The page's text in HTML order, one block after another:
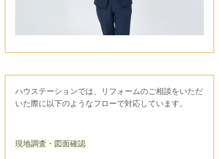
ハウステーションでは、リフォームのご相談をいただ
いた際に以下のようなフローで対応しています。
現地調査・図面確認